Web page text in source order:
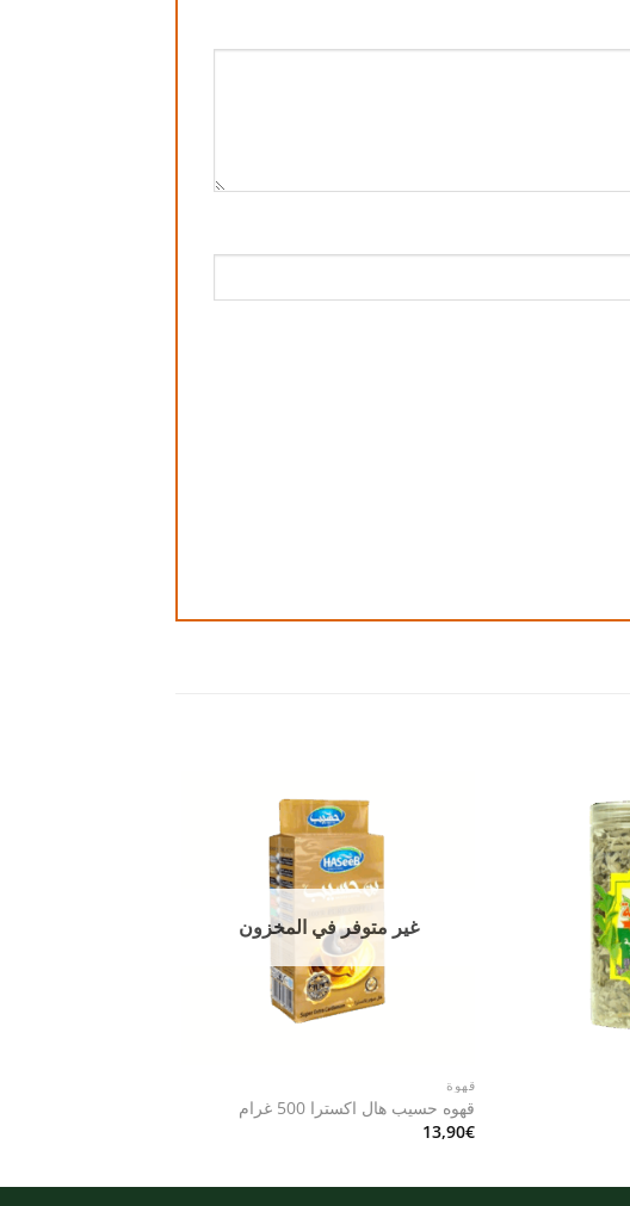
غير متوفر في المخزون
قهوة
قهوه حسيب هال اكسترا 500 غرام
13,90€